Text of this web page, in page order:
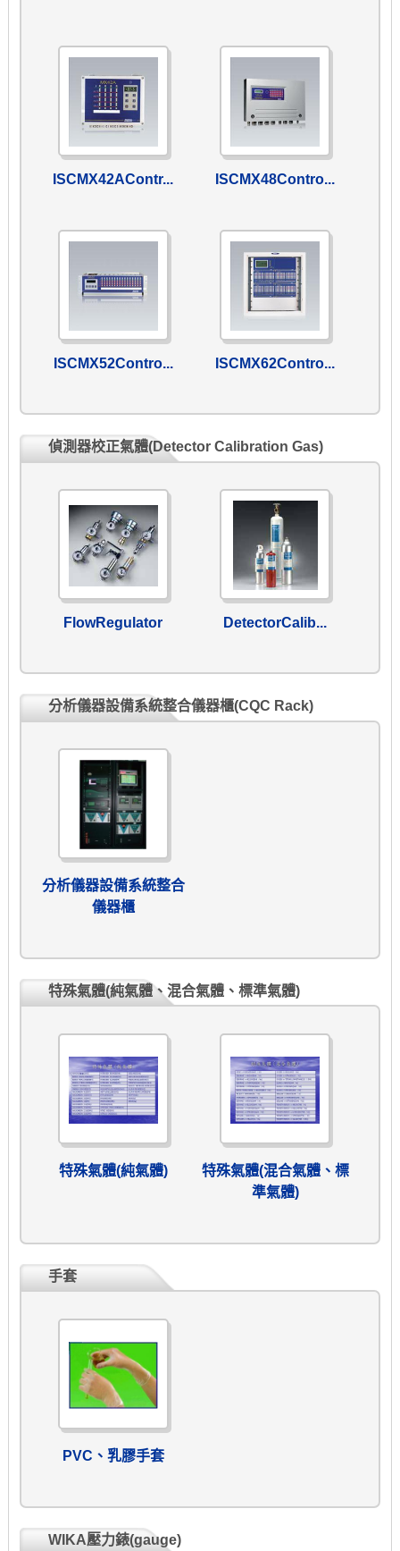
ISCMX42AContr... ISCMX48Contro...
ISCMX52Contro... ISCMX62Contro...
偵測器校正氣體(Detector Calibration Gas)
FlowRegulator DetectorCalib...
分析儀器設備系統整合儀器櫃(CQC Rack)
分析儀器設備系統整合
儀器櫃
特殊氣體(純氣體、混合氣體、標準氣體)
特殊氣體(純氣體)
特殊氣體(混合氣體、標
準氣體)
手套
PVC、乳膠手套
WIKA壓力錶(gauge)